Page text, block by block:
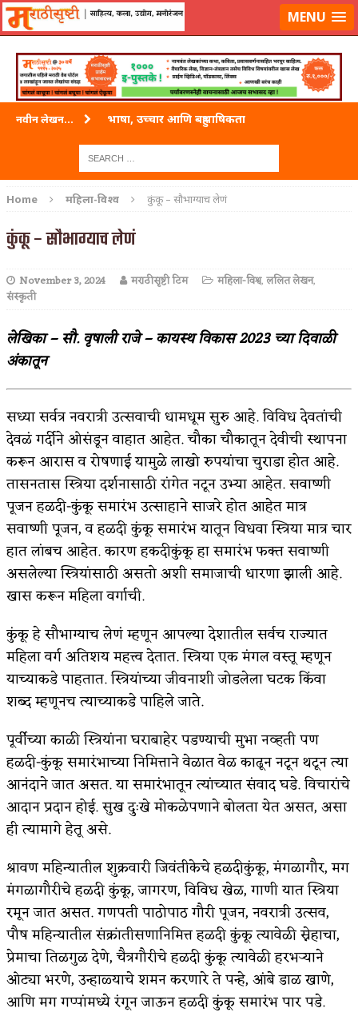
लॉग-इन करा|लेखक नोंदणी कराMENU
नवीन लेखन... भाषा, उच्चार आणि बहुभाषिकता
ताम्र – एक अफलातून धातू (COPPER)
अशी एक कविता लिहू इच्छिते
पाटलाची विहीर
पुस्तके बदलायची आहेत तुम्हाला!
कसं हुईन तं हू माय…
काळजाचे प्रेत
चमकदार चांदी
आदिवासींचा डॉक्टर, समाजसेवेचा ध्यास : डॉ. राहुल
जोशी
डेंग्यू: ताप उतरला म्हणजे धोका टळला असे नाही!
सुवर्ण – झळाळी
‘अर्थ’पूर्ण हास्य
अष्टपैलू : खंडू रांगणेकर
अपूर्ण कथा
बुडीच खटलं – संयुक्त कुटुंब का गरजेचं?
Home महिला-विश्व कुंकू – सौभाग्याच लेणं
कुंकू – सौभाग्याच लेणं
November 3, 2024 मराठीसृष्टी टिम महिला-विश्व,ललित लेखन,
संस्कृती
लेखिका – सौ. वृषाली राजे – कायस्थ विकास 2023 च्या दिवाळी
अंकातून
सध्या सर्वत्र नवरात्री उत्सवाची धामधूम सुरु आहे. विविध देवतांची
देवळं गर्दीने ओसंडून वाहात आहेत. चौका चौकातून देवीची स्थापना
करून आरास व रोषणाई यामुळे लाखो रुपयांचा चुराडा होत आहे.
तासनतास स्त्रिया दर्शनासाठी रांगेत नटून उभ्या आहेत. सवाष्णी
पूजन हळदी-कुंकू समारंभ उत्साहाने साजरे होत आहेत मात्र
सवाष्णी पूजन, व हळदी कुंकू समारंभ यातून विधवा स्त्रिया मात्र चार
हात लांबच आहेत. कारण हकदीकुंकू हा समारंभ फक्त सवाष्णी
असलेल्या स्त्रियांसाठी असतो अशी समाजाची धारणा झाली आहे.
खास करून महिला वर्गाची.
कुंकू हे सौभाग्याच लेणं म्हणून आपल्या देशातील सर्वच राज्यात
महिला वर्ग अतिशय महत्त्व देतात. स्त्रिया एक मंगल वस्तू म्हणून
याच्याकडे पाहतात. स्त्रियांच्या जीवनाशी जोडलेला घटक किंवा
शब्द म्हणूनच त्याच्याकडे पाहिले जाते.
पूर्वीच्या काळी स्त्रियांना घराबाहेर पडण्याची मुभा नव्हती पण
हळदी-कुंकू समारंभाच्या निमित्ताने वेळात वेळ काढून नटून थटून त्या
आनंदाने जात असत. या समारंभातून त्यांच्यात संवाद घडे. विचारांचे
आदान प्रदान होई. सुख दुःखे मोकळेपणाने बोलता येत असत, असा
ही त्यामागे हेतू असे.
श्रावण महिन्यातील शुक्रवारी जिवंतीकेचे हळदीकुंकू, मंगळागौर, मग
मंगळागौरीचे हळदी कुंकू, जागरण, विविध खेळ, गाणी यात स्त्रिया
रमून जात असत. गणपती पाठोपाठ गौरी पूजन, नवरात्री उत्सव,
पौष महिन्यातील संक्रांतीसणानिमित्त हळदी कुंकू त्यावेळी स्नेहाचा,
प्रेमाचा तिळगुळ देणे, चैत्रगौरीचे हळदी कुंकू त्यावेळी हरभऱ्याने
ओट्या भरणे, उन्हाळ्याचे शमन करणारे ते पन्हे, आंबे डाळ खाणे,
आणि मग गप्पांमध्ये रंगून जाऊन हळदी कुंकू समारंभ पार पडे.